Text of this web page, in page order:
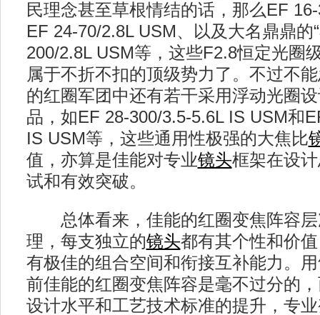
民理念甚至草根情结的话，那么EF
EF 24-70/2.8L USM、以及大名鼎鼎的
200/2.8L USM等，这些F2.8恒定光圈
属于不折不扣的顶级势力了。不过不
的红圈军团中还有若干采用浮动光圈
品，如EF 28-300/3.5-5.6L IS USM和
IS USM等，这些通用性极强的大焦比
值，亦算是佳能对专业镜头框架在设
试和有效突破。
总体看来，佳能的红圈变焦阵容层
理，每支独立的镜头都有其个性和价
有极佳的组合空间和衔接互补能力。
前佳能的红圈变焦阵容是毫不过分的
设计水平和工艺技术标准的提升，专